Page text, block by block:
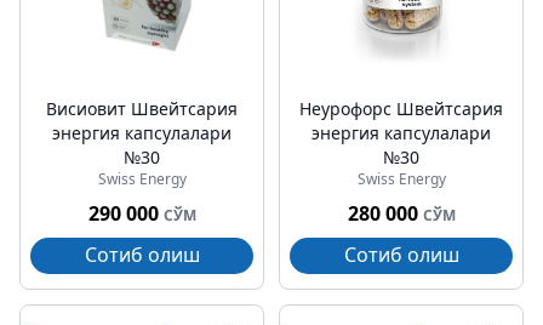
Висиовит Швейтсария
энергия капсулалари
№30
Swiss Energy
290 000 СЎМ
Сотиб олиш
Неурофорc Швейтсария
энергия капсулалари
№30
Swiss Energy
280 000 СЎМ
Сотиб олиш